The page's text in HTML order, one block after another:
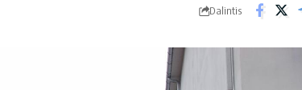
Dalintis